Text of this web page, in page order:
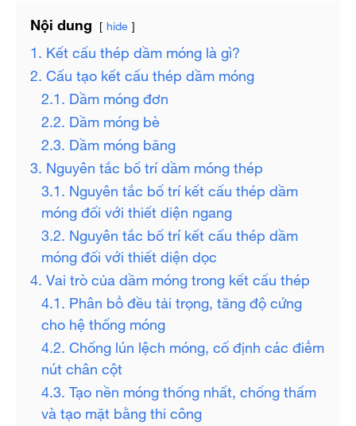
Điện Mặt Trời Áp Mái
Tin tức
Thư viện
Brochures
Liên hệ
Nội dung hide
1. Kết cấu thép dầm móng là gì?
2. Cấu tạo kết cấu thép dầm móng
2.1. Dầm móng đơn
2.2. Dầm móng bè
2.3. Dầm móng băng
3. Nguyên tắc bố trí dầm móng thép
3.1. Nguyên tắc bố trí kết cấu thép dầm
móng đối với thiết diện ngang
3.2. Nguyên tắc bố trí kết cấu thép dầm
móng đối với thiết diện dọc
4. Vai trò của dầm móng trong kết cấu thép
4.1. Phân bổ đều tải trọng, tăng độ cứng
cho hệ thống móng
4.2. Chống lún lệch móng, cố định các điểm
nút chân cột
4.3. Tạo nền móng thống nhất, chống thấm
và tạo mặt bằng thi công